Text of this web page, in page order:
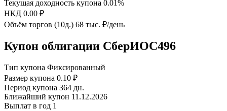
Текущая доходность купона 0.01%
НКД 0.00 ₽
Объём торгов (10д.) 68 тыс. ₽/день
Купон облигации СберИОС496
Тип купона Фиксированный
Размер купона 0.10 ₽
Период купона 364 дн.
Ближайший купон 11.12.2026
Выплат в год 1